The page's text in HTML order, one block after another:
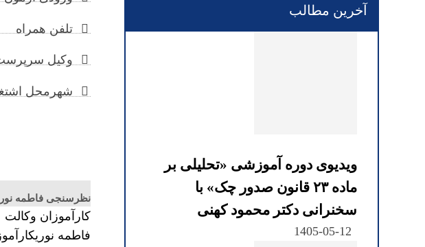
تلفن همراه
وکیل
شهرمحل
نظرسنجی فاطمه
کارآموزان وکالت
فاطمه نوری
آخرین مطالب
ویدیوی دوره آموزشی «تحلیلی بر
ماده ۲۳ قانون صدور چک» با
سخنرانی دکتر محمود کهنی
1405-05-12